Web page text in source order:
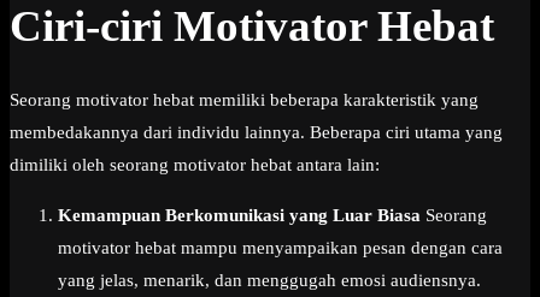
Ciri-ciri Motivator Hebat
Seorang motivator hebat memiliki beberapa karakteristik yang
membedakannya dari individu lainnya. Beberapa ciri utama yang
dimiliki oleh seorang motivator hebat antara lain:
Kemampuan Berkomunikasi yang Luar Biasa Seorang
motivator hebat mampu menyampaikan pesan dengan cara
yang jelas, menarik, dan menggugah emosi audiensnya.